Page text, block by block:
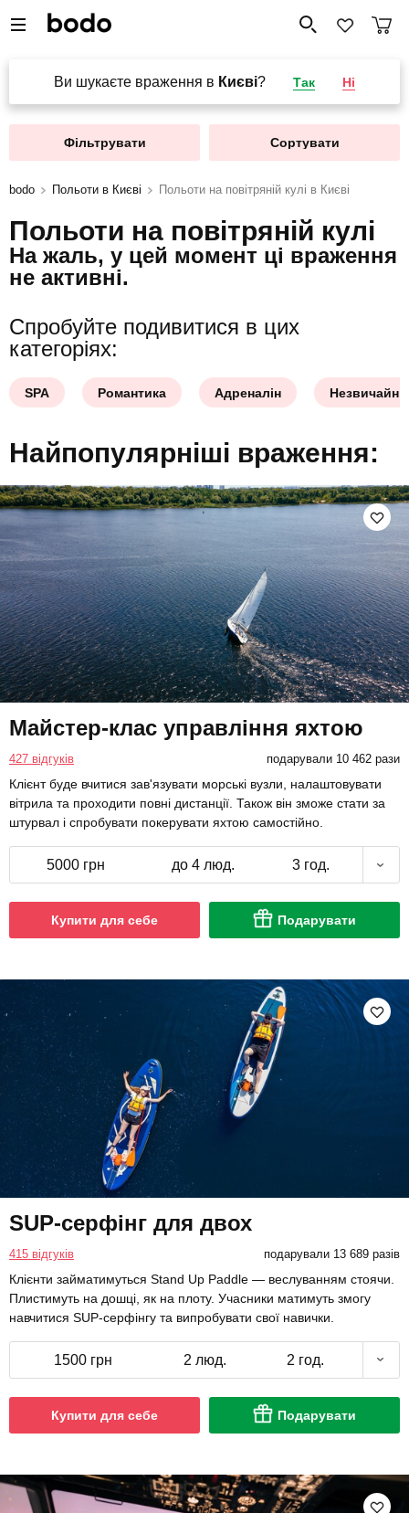
Ви шукаєте враження в Києві? Так Ні
Фільтрувати Сортувати
bodo Польоти в Києві Польоти на повітряній кулі в Києві
Польоти на повітряній кулі
На жаль, у цей момент ці враження
не активні.
Спробуйте подивитися в цих
категоріях:
SPA Романтика Адреналін
Найпопулярніші враження:
Майстер-клас управління яхтою
427 відгуків подарували 10 462 рази
Клієнт буде вчитися зав'язувати морські вузли, налаштовувати
вітрила та проходити повні дистанції. Також він зможе стати за
штурвал і спробувати покерувати яхтою самостійно.
5000 грн до 4 люд. 3 год.
Купити для себе Подарувати
SUP-серфінг для двох
415 відгуків подарували 13 689 разів
Клієнти займатимуться Stand Up Paddle — веслуванням стоячи.
Плистимуть на дошці, як на плоту. Учасники матимуть змогу
навчитися SUP-серфінгу та випробувати свої навички.
1500 грн 2 люд. 2 год.
Купити для себе Подарувати